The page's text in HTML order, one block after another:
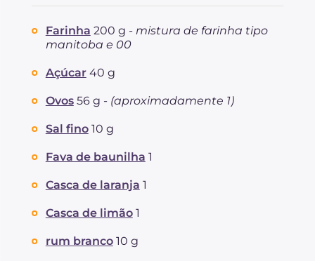
Farinha 200 g - mistura de farinha tipo
manitoba e 00
Açúcar 40 g
Ovos 56 g - (aproximadamente 1)
Sal fino 10 g
Fava de baunilha 1
Casca de laranja 1
Casca de limão 1
rum branco 10 g